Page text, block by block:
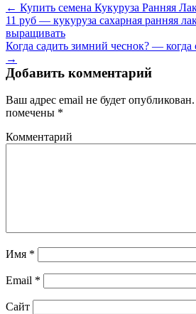
← Купить семена Кукуруза Ранняя
11 руб — кукуруза сахарная ранняя
выращивать
Когда садить зимний чеснок? —
→
Добавить комментарий
Ваш адрес email не будет опубликован.
помечены *
Комментарий
Имя *
Email *
Сайт